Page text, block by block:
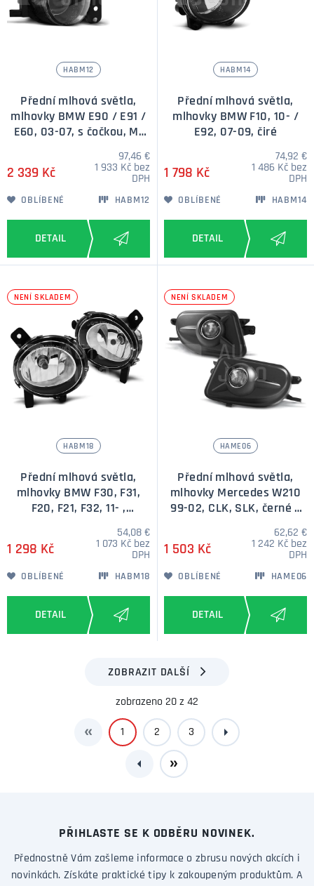
HABM12
Přední mlhová světla,
mlhovky BMW E90 / E91 /
E60, 03-07, s čočkou, M-
2 339 Kč
97,46 €
1 933 Kč bez
DPH
OBLÍBENÉ HABM12
HABM14
Přední mlhová světla,
mlhovky BMW F10, 10- /
E92, 07-09, čiré
1 798 Kč
74,92 €
1 486 Kč bez
DPH
OBLÍBENÉ HABM14
NENÍ SKLADEM
HABM18
Přední mlhová světla,
mlhovky BMW F30, F31,
F20, F21, F32, 11- ,
1 298 Kč
54,08 €
1 073 Kč bez
DPH
OBLÍBENÉ HABM18
NENÍ SKLADEM
HAME06
Přední mlhová světla,
mlhovky Mercedes W210
99-02, CLK, SLK, černé s
1 503 Kč
62,62 €
1 242 Kč bez
DPH
OBLÍBENÉ HAME06
ZOBRAZIT DALŠÍ
zobrazeno 20 z 42
1 2 3
PŘIHLASTE SE K ODBĚRU NOVINEK.
Přednostně Vám zašleme informace o zbrusu nových akcích i
novinkách. Získáte praktické tipy k zakoupeným produktům. A